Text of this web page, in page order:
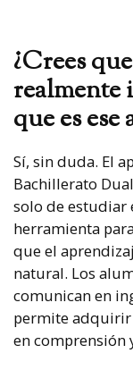
¿Crees
realmente
que es ese
Sí, sin duda. El
Bachillerato
solo de estudiar
herramienta
que el
natural. Los
comunican en
permite adquirir
en comprensión